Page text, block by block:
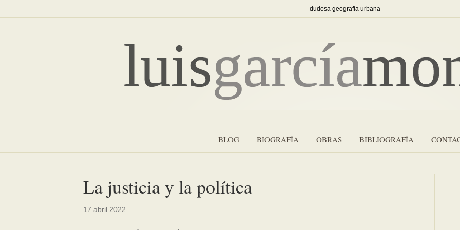
dudosa geografía urbana
BLOG BIOGRAFÍA OBRAS BIBLIOGRAFÍA
La justicia y la política
17 abril 2022